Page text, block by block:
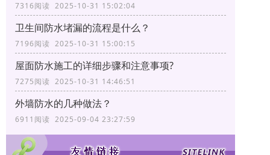
7316阅读 2025-10-31 15:02:04
卫生间防水堵漏的流程是什么？
7196阅读 2025-10-31 15:00:15
屋面防水施工的详细步骤和注意事项?
7275阅读 2025-10-31 14:46:51
外墙防水的几种做法？
6911阅读 2025-09-04 23:27:59